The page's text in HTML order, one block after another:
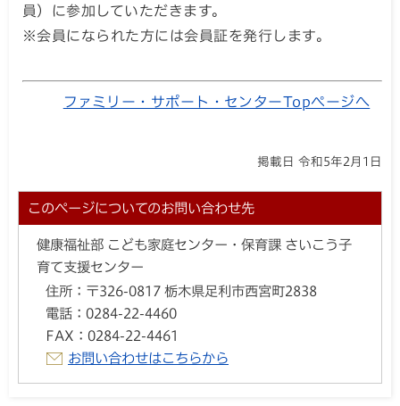
員）に参加していただきます。
※会員になられた方には会員証を発行します。
ファミリー・サポート・センターTopページへ
掲載日 令和5年2月1日
このページについてのお問い合わせ先
健康福祉部 こども家庭センター・保育課 さいこう子
育て支援センター
住所： 〒326-0817 栃木県足利市西宮町2838
電話： 0284-22-4460
FAX： 0284-22-4461
お問い合わせはこちらから